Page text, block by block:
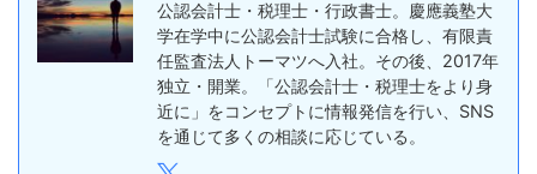
公認会計士・税理士・行政書士。慶應義塾大
学在学中に公認会計士試験に合格し、有限責
任監査法人トーマツへ入社。その後、2017年
独立・開業。「公認会計士・税理士をより身
近に」をコンセプトに情報発信を行い、SNS
を通じて多くの相談に応じている。